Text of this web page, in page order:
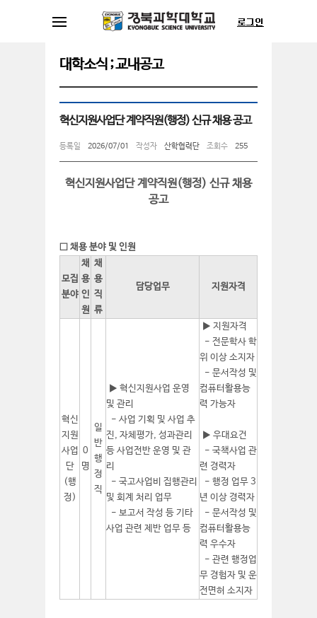
대학소식 ; 교내공고
혁신지원사업단 계약직원(행정) 신규 채용 공고
등록일 2026/07/01 작성자 산학협력단 조회수 255
혁신지원사업단 계약직원(행정) 신규 채용
공고
□ 채용 분야 및 인원
모집
분야
채
용
인
원
채
용
직
류
담당업무 지원자격
혁신
지원
사업
단
(행
정)
0
명
일
반
행
정
직
▶ 혁신지원사업 운영
및 관리
- 사업 기획 및 사업 추
진, 자체평가, 성과관리
등 사업전반 운영 및 관
리
- 국고사업비 집행관리
및 회계 처리 업무
- 보고서 작성 등 기타
사업 관련 제반 업무 등
▶ 지원자격
- 전문학사 학
위 이상 소지자
- 문서작성 및
컴퓨터활용능
력 가능자
▶ 우대요건
- 국책사업 관
련 경력자
- 행정 업무 3
년 이상 경력자
- 문서작성 및
컴퓨터활용능
력 우수자
- 관련 행정업
무 경험자 및 운
전면허 소지자